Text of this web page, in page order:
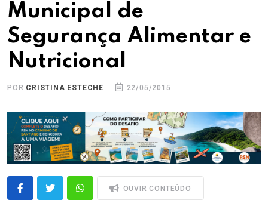
Municipal de
Segurança Alimentar e
Nutricional
POR CRISTINA ESTECHE 22/05/2015
OUVIR CONTEÚDO